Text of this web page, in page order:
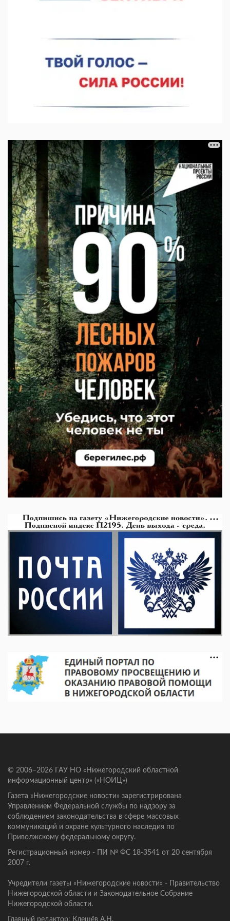
© 2006–2026 ГАУ НО «Нижегородский областной
информационный центр» («НОИЦ»)
Газета «Нижегородские новости» зарегистрирована
Управлением Федеральной службы по надзору за
соблюдением законодательства в сфере массовых
коммуникаций и охране культурного наследия по
Приволжскому федеральному округу.
Регистрационный номер - ПИ № ФС 18-3541 от 20 сентября
2007 г.
Учредители газеты «Нижегородские новости» - Правительство
Нижегородской области и Законодательное Собрание
Нижегородской области.